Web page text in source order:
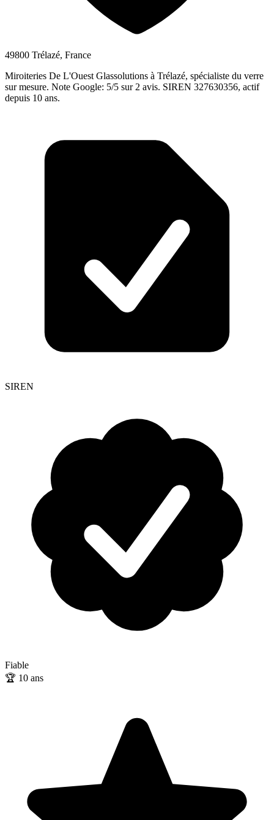
49800 Trélazé, France
Miroiteries De L'Ouest Glassolutions à Trélazé, spécialiste du verre
sur mesure. Note Google: 5/5 sur 2 avis. SIREN 327630356, actif
depuis 10 ans.
SIREN
Fiable
🏆 10 ans